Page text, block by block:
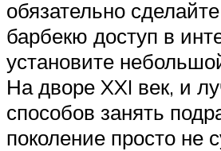
обязательно
барбекю доступ в
установите
На дворе XXI век, и
способов занять
поколение просто не